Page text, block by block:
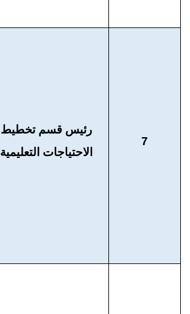
7
رئيس قسم تخطيط
الاحتياجات التعليمية